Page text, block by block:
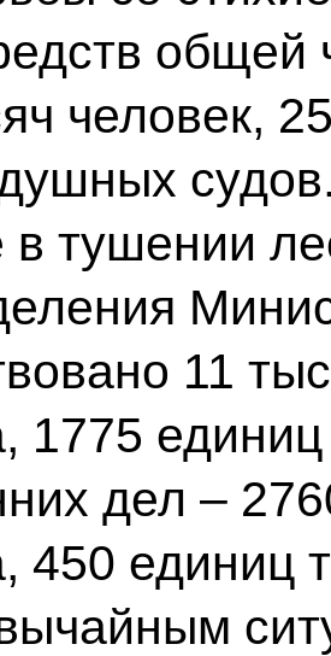
общей
человек,
в тушении
11
1775
дел –
450 единиц